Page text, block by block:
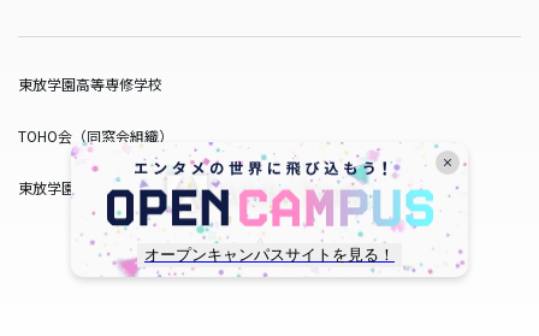
オープンキャンパスサイトを見る！
東放学園高等専修学校
TOHO会（同窓会組織）
東放学園サービス
copyright © TOHO GAKUEN All Rights Reserved.